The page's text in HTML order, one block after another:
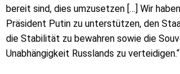
bereit sind, dies umzusetzen […] Wir
Präsident Putin zu unterstützen, den
die Stabilität zu bewahren sowie die
Unabhängigkeit Russlands zu verteidigen.“